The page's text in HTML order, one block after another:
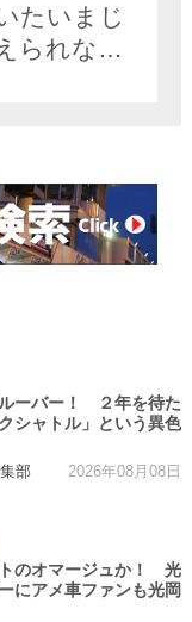
たいまじ
られない
ーバー！ ２年を待た
シャトル」という異色
部 2026年08月08日
のオマージュか！ 光
にアメ車ファンも光岡